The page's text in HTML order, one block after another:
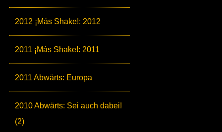
2012 ¡Más Shake!: 2012
2011 ¡Más Shake!: 2011
2011 Abwärts: Europa
2010 Abwärts: Sei auch dabei!
(2)